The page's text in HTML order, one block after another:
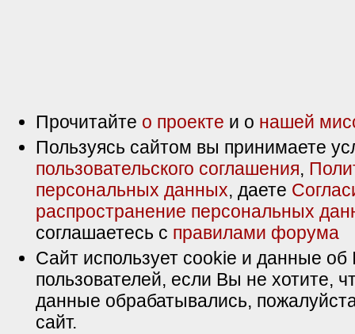
Прочитайте о проекте и о нашей
Пользуясь сайтом вы принимаете
пользовательского соглашения,
персональных данных, даете
распространение персональных
соглашаетесь с правилами форума
Сайт использует cookie и данные об
пользователей, если Вы не хотите,
данные обрабатывались,
сайт.